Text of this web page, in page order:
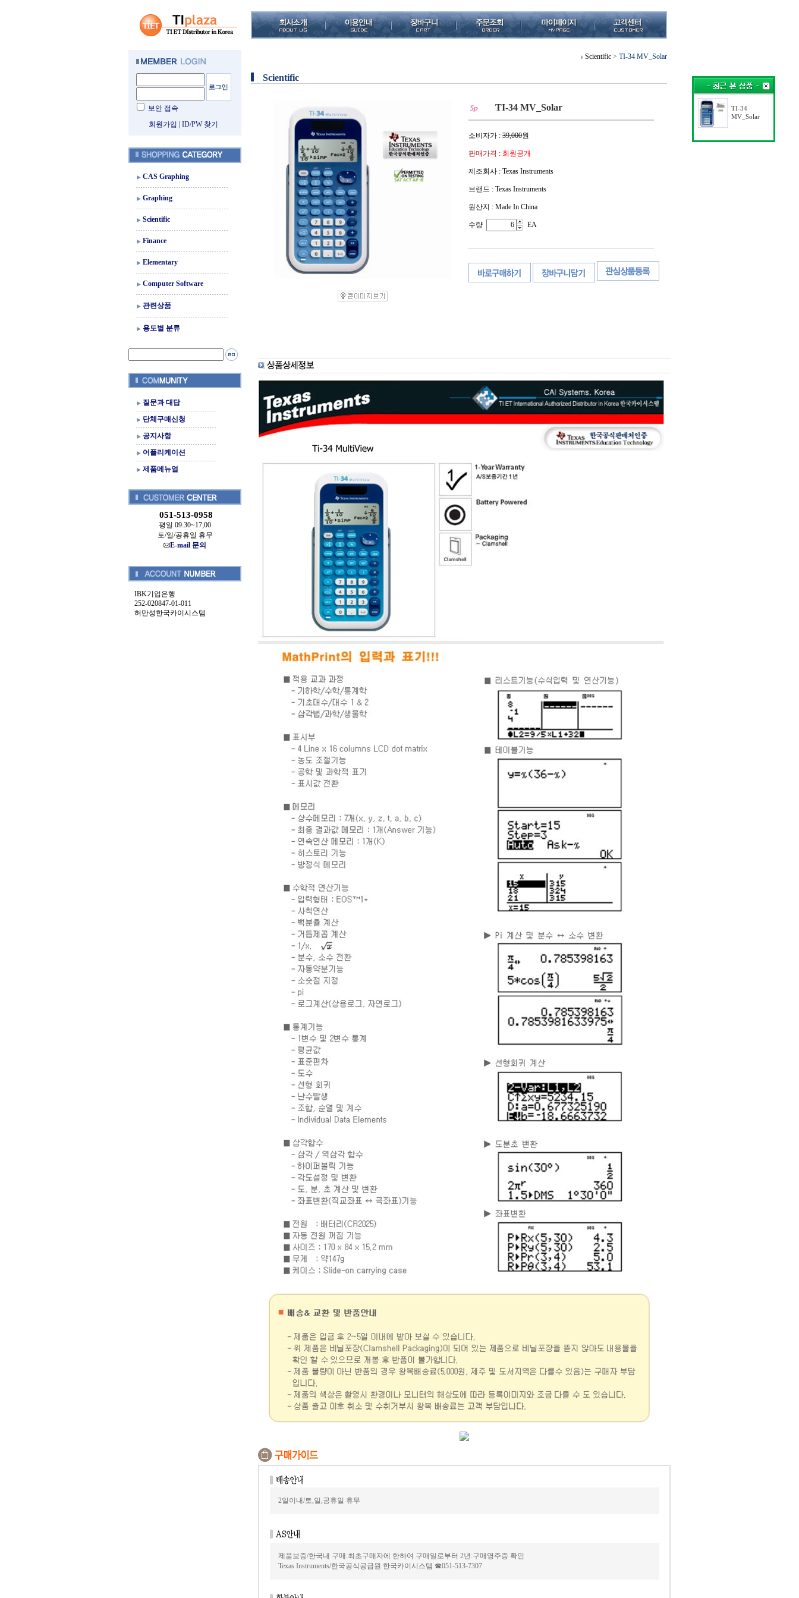
보안 접속
회원가입
ID/PW 찾기
CAS Graphing
Graphing
Scientific
Finance
Elementary
Computer Software
관련상품
용도별 분류
질문과 대답
단체구매신청
공지사항
어플리케이션
제품메뉴얼
051-513-0958
평일 09:30~17;00
토/일/공휴일 휴무
E-mail 문의
IBK기업은행
252-020847-01-011
허만성한국카이시스템
Scientific > TI-34 MV_Solar
Scientific
TI-34 MV_Solar
소비자가 : 39,000원
판매가격 : 회원공개
제조회사 : Texas Instruments
브랜드 : Texas Instruments
원산지 : Made In China
수량 EA
2일이내/토,일,공휴일 휴무
제품보증/한국내 구매:최초구매자에 한하여 구매일로부터 2년:구매영주증 확인
Texas Instruments/한국공식공급원:한국카이시스템 ☎051-513-7307
TI-34
MV_Solar